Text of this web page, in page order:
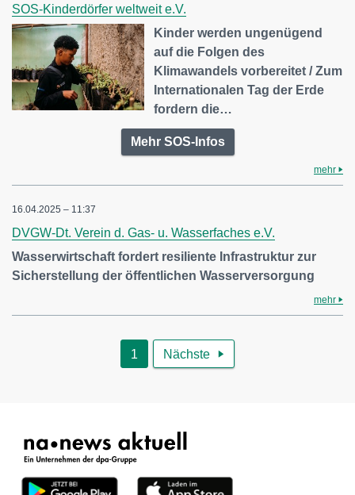
SOS-Kinderdörfer weltweit e.V.
Kinder werden ungenügend
auf die Folgen des
Klimawandels vorbereitet / Zum
Internationalen Tag der Erde
fordern die…
Mehr SOS-Infos
mehr
16.04.2025 – 11:37
DVGW-Dt. Verein d. Gas- u. Wasserfaches e.V.
Wasserwirtschaft fordert resiliente Infrastruktur zur
Sicherstellung der öffentlichen Wasserversorgung
mehr
1 Nächste 